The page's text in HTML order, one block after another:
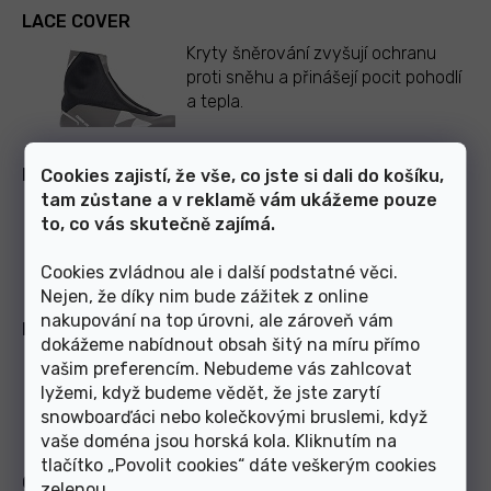
Cookies zajistí, že vše, co jste si dali do košíku,
tam zůstane a v reklamě vám ukážeme pouze
to, co vás skutečně zajímá.
Cookies zvládnou ale i další podstatné věci.
Nejen, že díky nim bude zážitek z online
nakupování na top úrovni, ale zároveň vám
dokážeme nabídnout obsah šitý na míru přímo
vašim preferencím. Nebudeme vás zahlcovat
lyžemi, když budeme vědět, že jste zarytí
snowboarďáci nebo kolečkovými bruslemi, když
vaše doména jsou horská kola. Kliknutím na
tlačítko „Povolit cookies“ dáte veškerým cookies
LACE COVER
Kryty šněrování zvyšují ochranu
proti sněhu a přinášejí pocit pohodlí
a tepla.
NYLEX LINING
Hřejivá podšívka s vysokou
odolností proti opotřebení.
FISCHER FRESH
Fischer Fresh zatočí s nepříjemným
zápachem: zajišťuje dlouhotrvající
čerstvost běžecké bo... Číst více
COMFORT GUARD